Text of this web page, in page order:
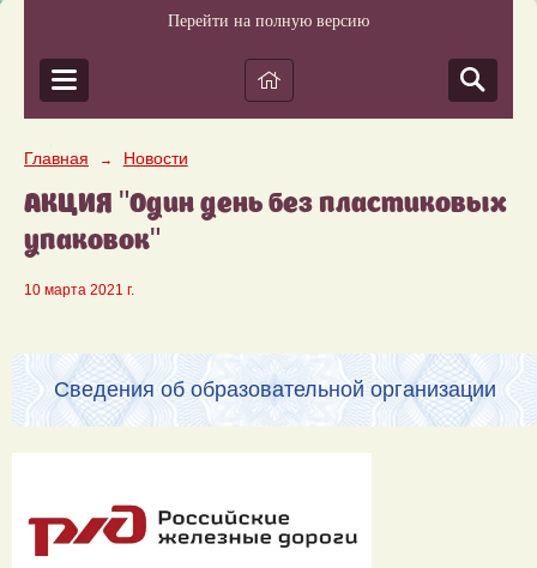
Перейти на полную версию
Главная → Новости
АКЦИЯ "Один день без пластиковых
упаковок"
10 марта 2021 г.
Сведения об образовательной организации